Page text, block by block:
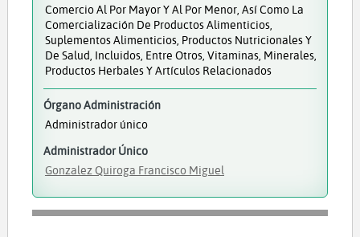
Comercio Al Por Mayor Y Al Por Menor, Así Como La
Comercialización De Productos Alimenticios,
Suplementos Alimenticios, Productos Nutricionales Y
De Salud, Incluidos, Entre Otros, Vitaminas, Minerales,
Productos Herbales Y Artículos Relacionados
Órgano Administración
Administrador único
Administrador Único
Gonzalez Quiroga Francisco Miguel